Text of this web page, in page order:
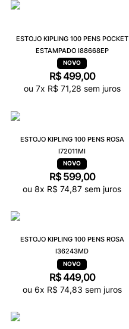
ESTOJO KIPLING 100 PENS POCKET
ESTAMPADO I88668EP
R$499,00
ou 7x R$ 71,28 sem juros
ESTOJO KIPLING 100 PENS ROSA
I72011MI
R$ 599,00
ou 8x R$ 74,87 sem juros
ESTOJO KIPLING 100 PENS ROSA
I36243MD
R$449,00
ou 6x R$ 74,83 sem juros